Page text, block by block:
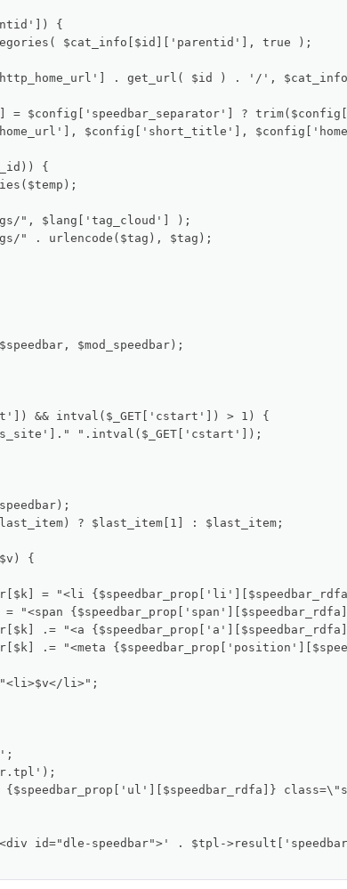
{
$cat_info[$id]['parentid'], true );
. get_url( $id ) . '/',
= $config['speedbar_separator'] ?
$config['short_title'],
{
", $lang['tag_cloud'] );
" . urlencode($tag), $tag);
$mod_speedbar);
&& intval($_GET['cstart']) > 1) {
".intval($_GET['cstart']);
? $last_item[1] : $last_item;
{
id="dle-speedbar">' . $tpl-